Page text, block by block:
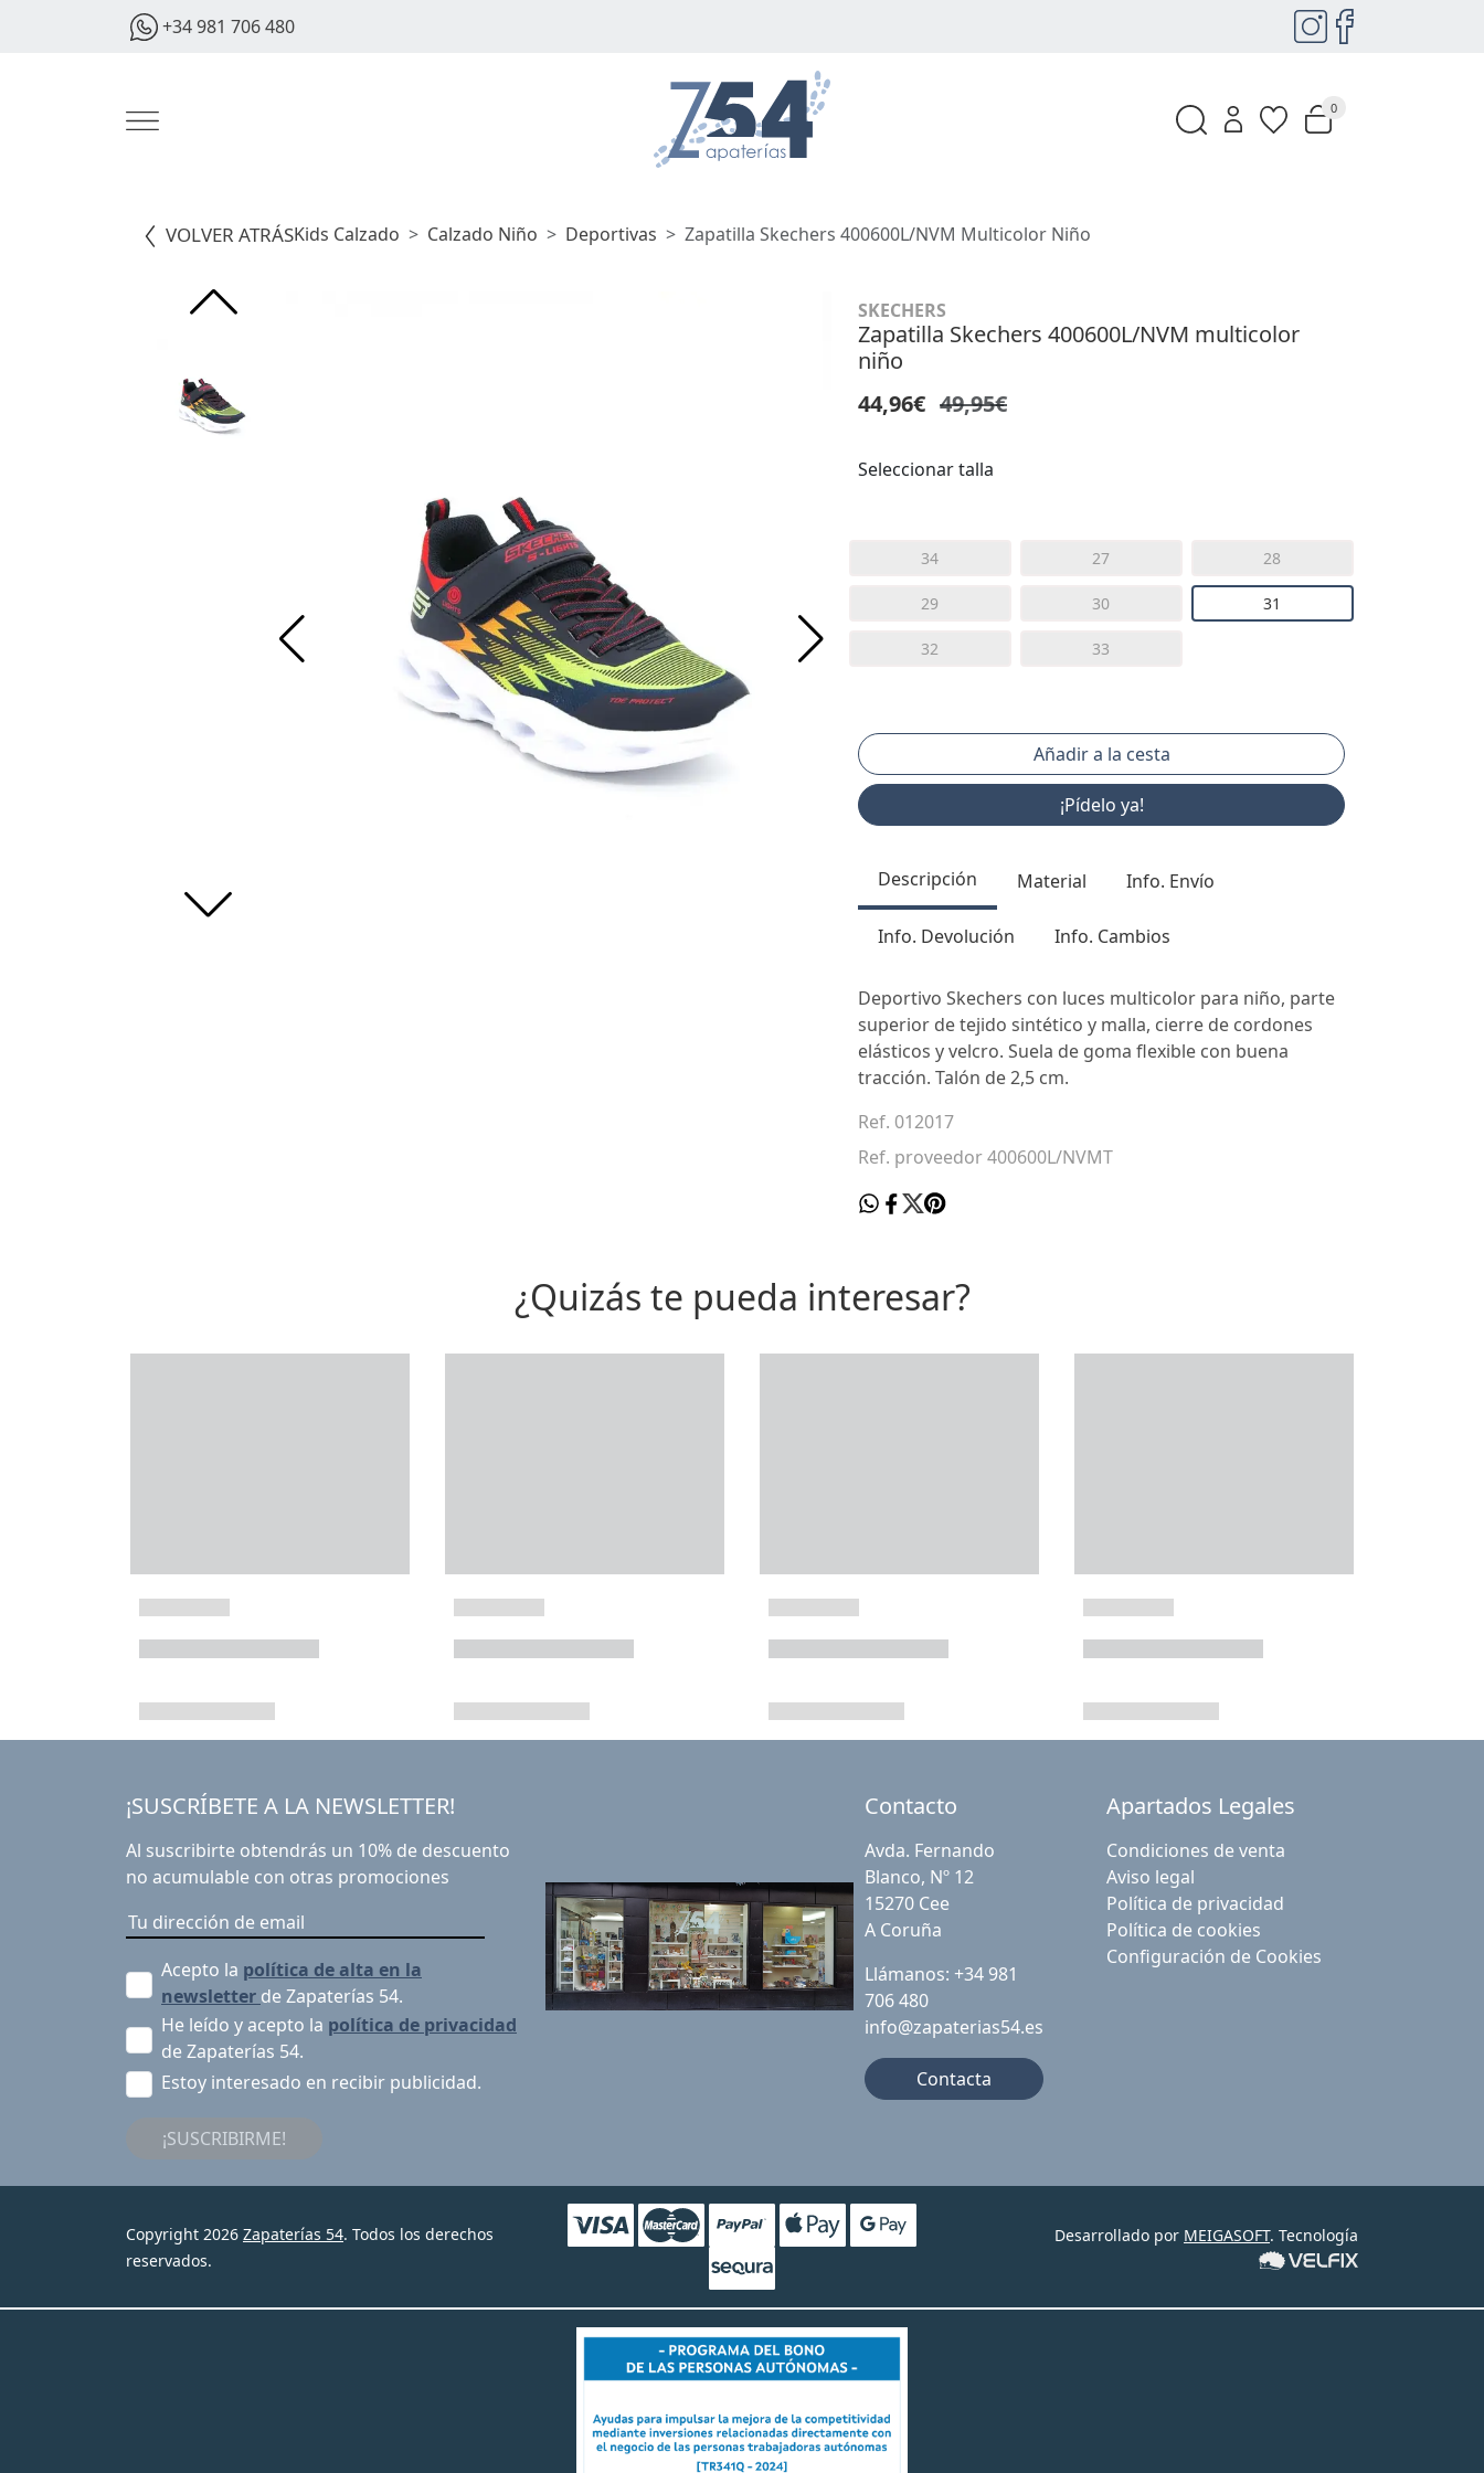
+34 981 706 480
0
VOLVER ATRÁSKids Calzado Calzado Niño Deportivas Zapatilla Skechers 400600L/NVM Multicolor Niño
SKECHERS
Zapatilla Skechers 400600L/NVM multicolor
niño
44,96€ 49,95€
Seleccionar talla
34 27 28
29 30 31
32 33
¡Pídelo ya!
Descripción Material Info. Envío
Info. Devolución Info. Cambios
Deportivo Skechers con luces multicolor para niño, parte
superior de tejido sintético y malla, cierre de cordones
elásticos y velcro. Suela de goma flexible con buena
tracción. Talón de 2,5 cm.
Ref. 012017
Ref. proveedor 400600L/NVMT
¿Quizás te pueda interesar?
¡SUSCRÍBETE A LA NEWSLETTER!
Al suscribirte obtendrás un 10% de descuento
no acumulable con otras promociones
Acepto la política de alta en la
newsletter de Zapaterías 54.
He leído y acepto la política de privacidad
de Zapaterías 54.
Estoy interesado en recibir publicidad.
¡SUSCRIBIRME!
Contacto
Avda. Fernando
Blanco, Nº 12
15270 Cee
A Coruña
Llámanos: +34 981
706 480
info@zapaterias54.es
Contacta
Apartados Legales
Condiciones de venta
Aviso legal
Política de privacidad
Política de cookies
Configuración de Cookies
Copyright 2026 Zapaterías 54. Todos los derechos
reservados.
Desarrollado por MEIGASOFT. Tecnología